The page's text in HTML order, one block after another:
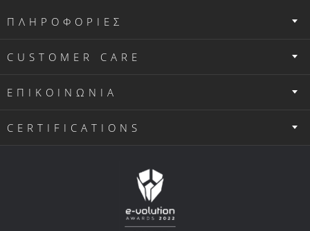
ΠΛΗΡΟΦΟΡΙΕΣ
CUSTOMER CARE
ΕΠΙΚΟΙΝΩΝΙΑ
CERTIFICATIONS